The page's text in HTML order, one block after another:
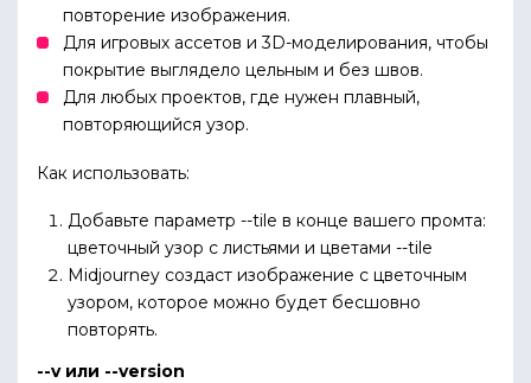
повторение изображения.
Для игровых ассетов и 3D-моделирования, чтобы
покрытие выглядело цельным и без швов.
Для любых проектов, где нужен плавный,
повторяющийся узор.
Как использовать:
Добавьте параметр --tile в конце вашего промта:
цветочный узор с листьями и цветами --tile
Midjourney создаст изображение с цветочным
узором, которое можно будет бесшовно
повторять.
--v или --version